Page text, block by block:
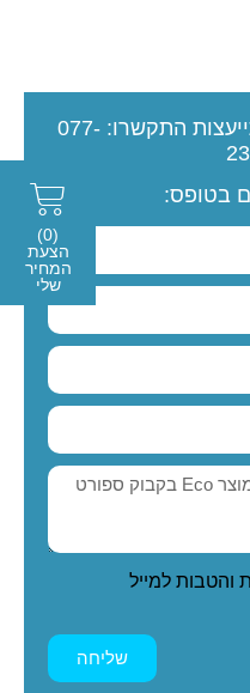
התקשרו: 077-
בטופס:
והטבות למייל
שליחה
(0)
הצעת
המחיר
שלי